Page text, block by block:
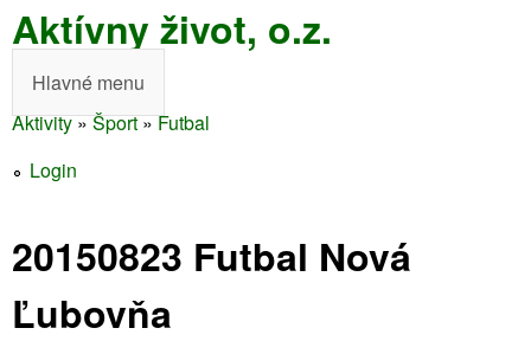
Skočiť
na
obsah
Aktívny život, o.z.
l
a
n
é
Hlavné menu
Nachádzate
tu
Aktivity»Šport»Futbal
Login
20150823 Futbal Nová
Ľubovňa